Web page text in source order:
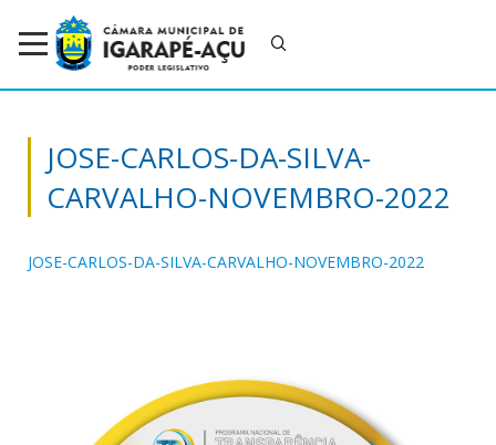
JOSE-CARLOS-DA-SILVA-
CARVALHO-NOVEMBRO-2022
JOSE-CARLOS-DA-SILVA-CARVALHO-NOVEMBRO-2022